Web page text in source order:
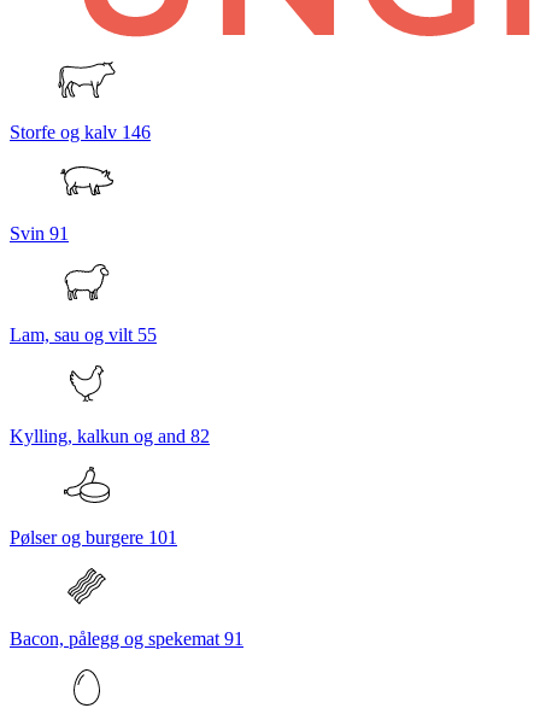
Storfe og kalv 146
Svin 91
Lam, sau og vilt 55
Kylling, kalkun og and 82
Pølser og burgere 101
Bacon, pålegg og spekemat 91